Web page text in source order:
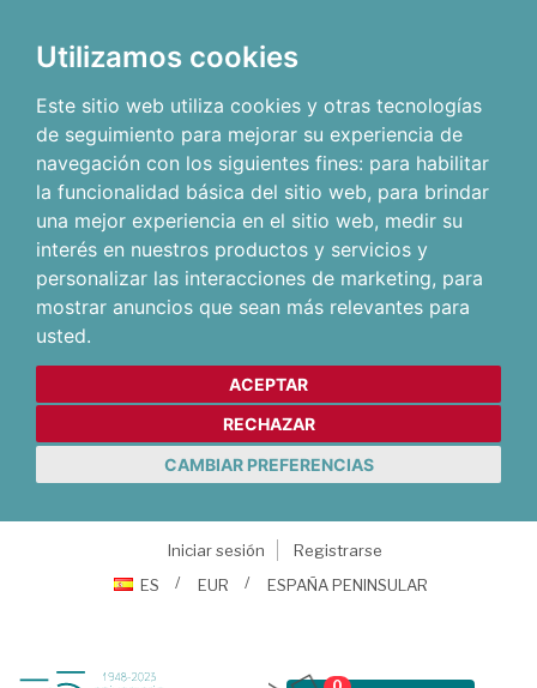
Utilizamos cookies
Este sitio web utiliza cookies y otras tecnologías
de seguimiento para mejorar su experiencia de
navegación con los siguientes fines: para habilitar
la funcionalidad básica del sitio web, para brindar
una mejor experiencia en el sitio web, medir su
interés en nuestros productos y servicios y
personalizar las interacciones de marketing, para
mostrar anuncios que sean más relevantes para
usted.
ACEPTAR
RECHAZAR
CAMBIAR PREFERENCIAS
Iniciar sesión
Registrarse
ES
EUR ESPAÑA PENINSULAR